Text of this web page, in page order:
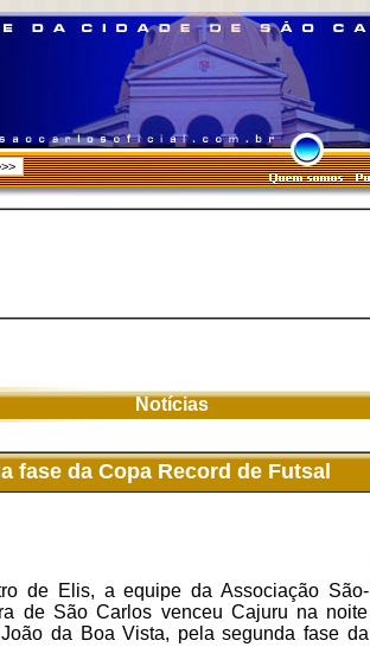
Notícias
fase da Copa Record de Futsal
de Elis, a equipe da Associação São-
de São Carlos venceu Cajuru na noite
da Boa Vista, pela segunda fase da